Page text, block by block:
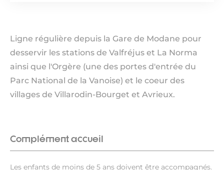
Ligne régulière depuis la Gare de Modane pour
desservir les stations de Valfréjus et La Norma
ainsi que l'Orgère (une des portes d'entrée du
Parc National de la Vanoise) et le coeur des
villages de Villarodin-Bourget et Avrieux.
Complément accueil
Les enfants de moins de 5 ans doivent être accompagnés.